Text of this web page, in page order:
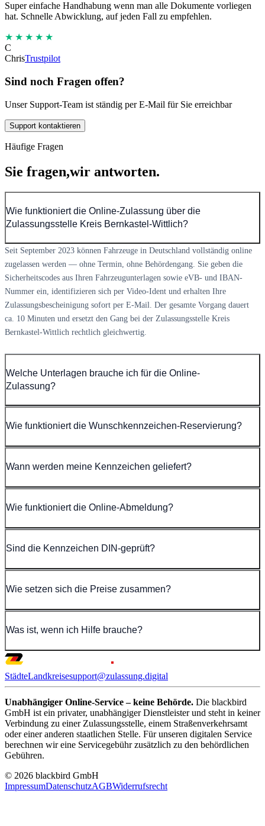
Super einfache Handhabung wenn man alle Dokumente vorliegen
hat. Schnelle Abwicklung, auf jeden Fall zu empfehlen.
★★★★★
C
ChrisTrustpilot
Sind noch Fragen offen?
Unser Support-Team ist ständig per E-Mail für Sie erreichbar
Support kontaktieren
Häufige Fragen
Sie fragen,wir antworten.
Wie funktioniert die Online-Zulassung über die
Zulassungsstelle Kreis Bernkastel-Wittlich?
Seit September 2023 können Fahrzeuge in Deutschland vollständig online
zugelassen werden — ohne Termin, ohne Behördengang. Sie geben die
Sicherheitscodes aus Ihren Fahrzeugunterlagen sowie eVB- und IBAN-
Nummer ein, identifizieren sich per Video-Ident und erhalten Ihre
Zulassungsbescheinigung sofort per E-Mail. Der gesamte Vorgang dauert
ca. 10 Minuten und ersetzt den Gang bei der Zulassungsstelle Kreis
Bernkastel-Wittlich rechtlich gleichwertig.
Welche Unterlagen brauche ich für die Online-
Zulassung?
Wie funktioniert die Wunschkennzeichen-Reservierung?
Wann werden meine Kennzeichen geliefert?
Wie funktioniert die Online-Abmeldung?
Sind die Kennzeichen DIN-geprüft?
Wie setzen sich die Preise zusammen?
Was ist, wenn ich Hilfe brauche?
StädteLandkreisesupport@zulassung.digital
Unabhängiger Online-Service – keine Behörde. Die blackbird
GmbH ist ein privater, unabhängiger Dienstleister und steht in keiner
Verbindung zu einer Zulassungsstelle, einem Straßenverkehrsamt
oder einer anderen staatlichen Stelle. Für unseren digitalen Service
berechnen wir eine Servicegebühr zusätzlich zu den behördlichen
Gebühren.
© 2026 blackbird GmbH
ImpressumDatenschutzAGBWiderrufsrecht